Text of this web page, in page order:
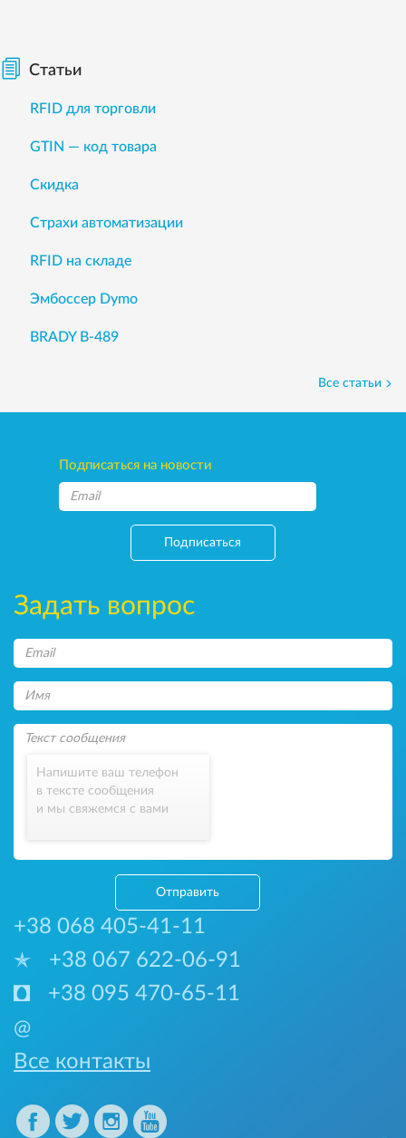
Статьи
RFID для торговли
GTIN — код товара
Скидка
Страхи автоматизации
RFID на складе
Эмбоссер Dymo
BRADY B-489
Все статьи
Подписаться на новости
Подписаться
Задать вопрос
Напишите ваш телефон
в тексте сообщения
и мы свяжемся с вами
Отправить
+38 068 405-41-11
+38 067 622-06-91
+38 095 470-65-11
@
Все контакты